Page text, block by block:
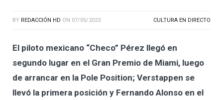
BY REDACCIÓN HD ON 07/05/2023 CULTURA EN DIRECTO
El piloto mexicano “Checo” Pérez llegó en
segundo lugar en el Gran Premio de Miami, luego
de arrancar en la Pole Position; Verstappen se
llevó la primera posición y Fernando Alonso en el